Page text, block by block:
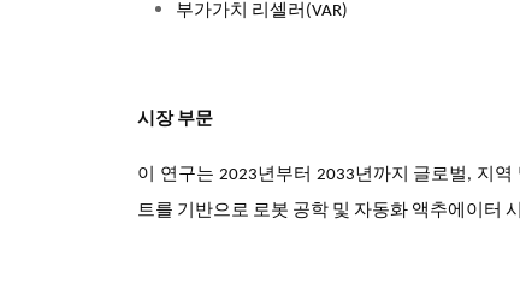
부가가치 리셀러(VAR)
시장 부문
이 연구는 2023년부터 2033년까지 글로벌, 지
트를 기반으로 로봇 공학 및 자동화 액추에이터